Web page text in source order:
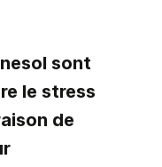
sont
le stress
de